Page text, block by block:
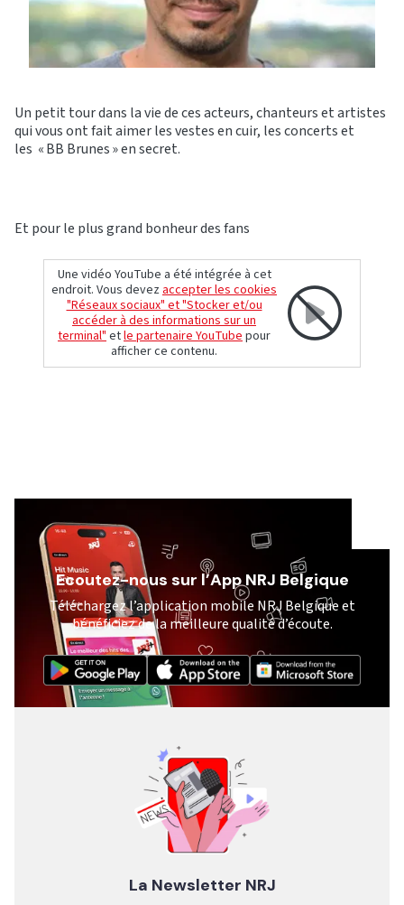
Un petit tour dans la vie de ces acteurs, chanteurs et artistes
qui vous ont fait aimer les vestes en cuir, les concerts et
les « BB Brunes » en secret.
Et pour le plus grand bonheur des fans
Une vidéo YouTube a été intégrée à cet
endroit. Vous devezaccepter les cookies
"Réseaux sociaux" et "Stocker et/ou
accéder à des informations sur un
terminal"etle partenaire YouTubepour
afficher ce contenu.
Ecoutez-nous sur l’App NRJ Belgique
Téléchargez l’application mobile NRJ Belgique et
bénéficiez de la meilleure qualité d’écoute.
La Newsletter NRJ